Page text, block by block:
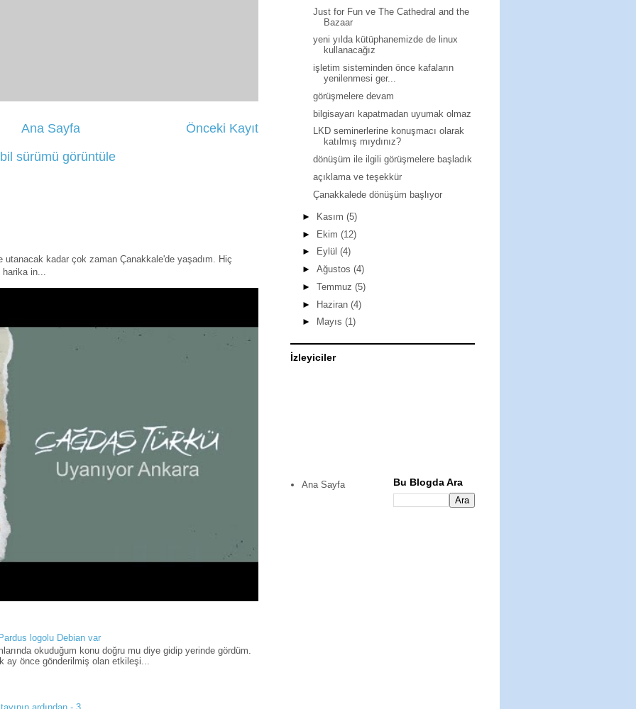
Önceki Kayıt
Ana Sayfa
sürümü görüntüle
utanacak kadar çok zaman Çanakkale'de yaşadım. Hiç
in...
logolu Debian var
okuduğum konu doğru mu diye gidip yerinde gördüm.
ay önce gönderilmiş olan etkileşi...
Just for Fun ve The Cathedral and the
Bazaar
yeni yılda kütüphanemizde de linux
kullanacağız
işletim sisteminden önce kafaların
yenilenmesi ger...
görüşmelere devam
bilgisayarı kapatmadan uyumak olmaz
LKD seminerlerine konuşmacı olarak
katılmış mıydınız?
dönüşüm ile ilgili görüşmelere başladık
açıklama ve teşekkür
Çanakkalede dönüşüm başlıyor
► Kasım (5)
► Ekim (12)
►
Eylül (4)
► Ağustos (4)
► Temmuz (5)
► Haziran (4)
►
Mayıs (1)
İzleyiciler
Ana Sayfa Bu Blogda Ara